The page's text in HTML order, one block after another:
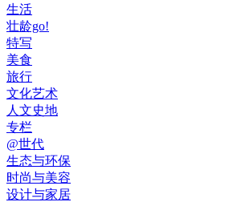
生活
壮龄go!
特写
美食
旅行
文化艺术
人文史地
专栏
@世代
生态与环保
时尚与美容
设计与家居